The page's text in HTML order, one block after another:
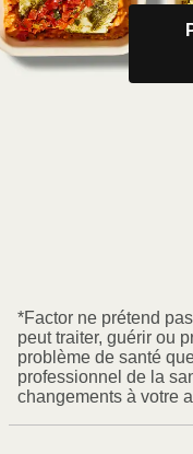
*Factor ne prétend
peut traiter, guérir ou
problème de santé
professionnel de la
changements à votre